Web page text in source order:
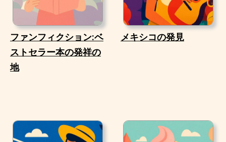
ファンフィクション:ベ
ストセラー本の発祥の
地
メキシコの発見